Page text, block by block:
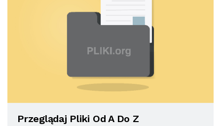
Przeglądaj Pliki Od A Do Z